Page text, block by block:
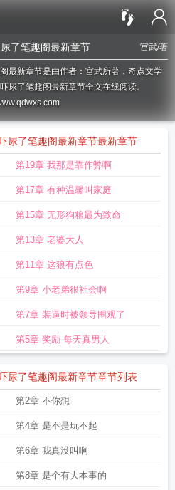
宫武/著
了笔趣阁最新章节
最新章节是由作者：宫武所著，奇点文学
尿了笔趣阁最新章节全文在线阅读。
尿了笔趣阁最新章节最新章节
第19章 我那是靠作弊啊
第17章 有种温馨叫家庭
第15章 无形狗粮最为致命
第13章 老婆大人
第11章 这狼有点色
第9章 小老弟很社会啊
第7章 装逼时被领导围观了
第5章 奖励 每天真男人
尿了笔趣阁最新章节章节列表
第2章 不你想
第4章 是不是玩不起
第6章 我真没叫啊
第8章 是个有大本事的